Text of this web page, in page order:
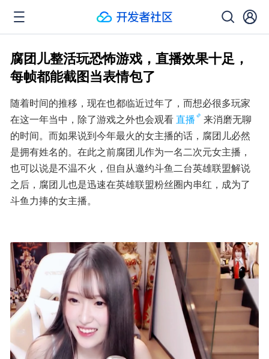
腐团儿整活玩恐怖游戏，直播效果十足，
每帧都能截图当表情包了
随着时间的推移，现在也都临近过年了，而想必很多玩家
在这一年当中，除了游戏之外也会观看直播
来消磨无聊
的时间。而如果说到今年最火的女主播的话，腐团儿必然
是拥有姓名的。在此之前腐团儿作为一名二次元女主播，
也可以说是不温不火，但自从邀约斗鱼二台英雄联盟解说
之后，腐团儿也是迅速在英雄联盟粉丝圈内串红，成为了
斗鱼力捧的女主播。